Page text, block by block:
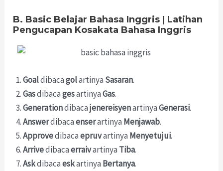
B. Basic Belajar Bahasa Inggris | Latihan
Pengucapan Kosakata Bahasa Inggris
Goaldibacagolartinya Sasaran.
GasdibacagesartinyaGas.
GenerationdibacajenereisyenartinyaGenerasi.
Answerdibacaenserartinya Menjawab.
Approvedibacaepruvartinya Menyetujui.
Arrivedibacaerraivartinya Tiba.
Askdibacaeskartinya Bertanya.